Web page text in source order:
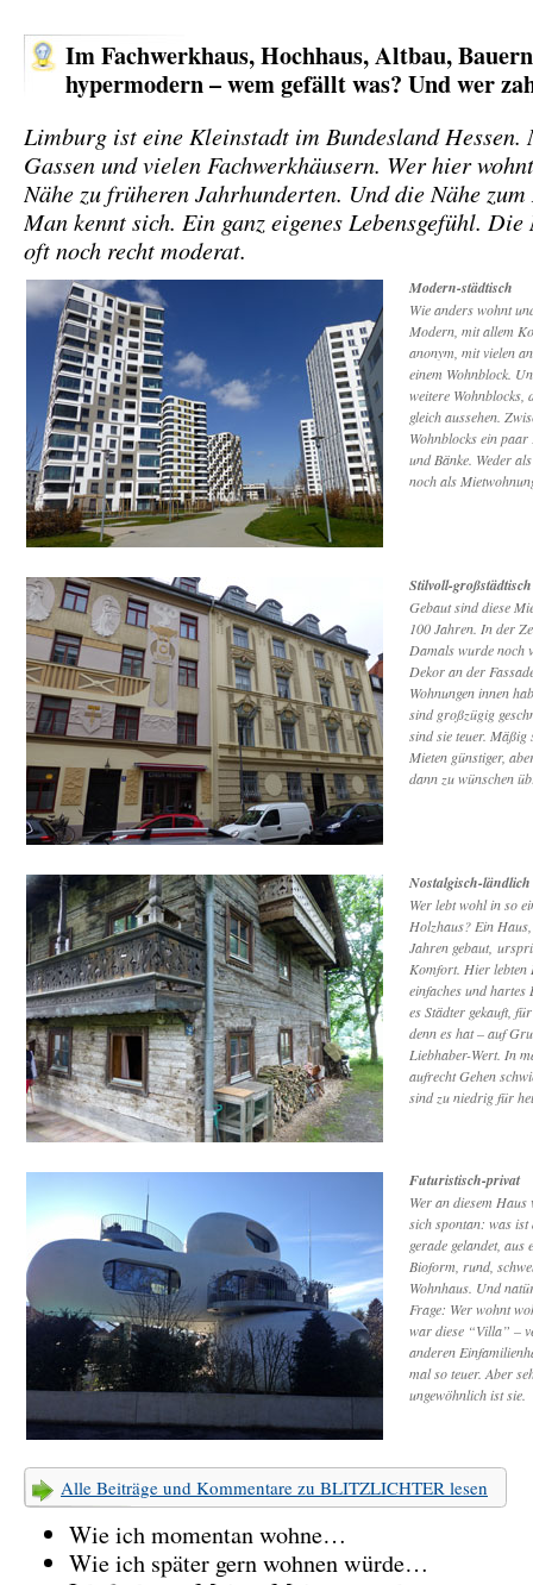
Im Fachwerkhaus, Hochhaus, Altbau,
hypermodern – wem gefällt was? Und wer
Limburg ist eine Kleinstadt im Bundesland Hessen.
Gassen und vielen Fachwerkhäusern. Wer hier
Nähe zu früheren Jahrhunderten. Und die Nähe
Man kennt sich. Ein ganz eigenes Lebensgefühl.
oft noch recht moderat.
Modern-städtisch
Wie anders wohnt
Modern, mit allem
anonym, mit vielen
einem Wohnblock.
weitere Wohnblocks,
gleich aussehen.
Wohnblocks ein
und Bänke. Weder
noch als
Stilvoll-großstädtisch
Gebaut sind diese
100 Jahren. In der
Damals wurde noch
Dekor an der
Wohnungen innen
sind großzügig
sind sie teuer. Mäßig
Mieten günstiger,
dann zu wünschen
Nostalgisch-ländlich
Wer lebt wohl in so
Holzhaus? Ein
Jahren gebaut,
Komfort. Hier lebten
einfaches und hartes
es Städter gekauft,
denn es hat – auf
Liebhaber-Wert. In
aufrecht Gehen
sind zu niedrig für
Futuristisch-privat
Wer an diesem
sich spontan: was
gerade gelandet, aus
Bioform, rund,
Wohnhaus. Und
Frage: Wer wohnt
war diese “Villa” –
anderen
mal so teuer. Aber
ungewöhnlich ist sie.
Alle Beiträge und Kommentare zu BLITZLICHTER lesen
Wie ich momentan wohne…
Wie ich später gern wohnen würde…